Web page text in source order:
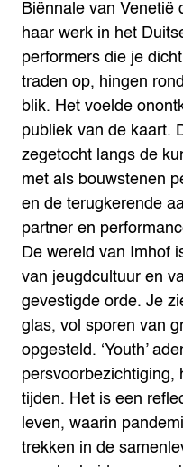
Biënnale van
haar werk in het
performers die je
traden op, hingen
blik. Het voelde
publiek van de kaart.
zegetocht langs de
met als bouwstenen
en de terugkerende
partner en
De wereld van Imhof
van jeugdcultuur en
gevestigde orde. Je
glas, vol sporen van
opgesteld. ‘Youth’
tijden. Het is een
leven, waarin
trekken in de